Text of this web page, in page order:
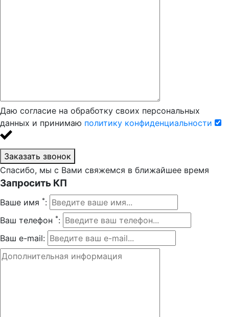
Даю согласие на обработку своих персональных
данных и принимаю политику конфиденциальности
Заказать звонок
Спасибо, мы с Вами свяжемся в ближайшее время
Запросить КП
Ваше имя *:
Ваш телефон *:
Ваш e-mail: